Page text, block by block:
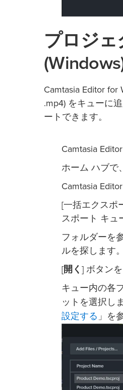
プロジェ
Camtasia Editor
.mp4) をキューに
ートできます。
Camtasia
ホーム ハブで
Camtasia
[一括エクスポ
スポート キュ
フォルダーを
ルを探します。
[開く ] ボタン
キュー内の各
ットを選択し
設定する 」を